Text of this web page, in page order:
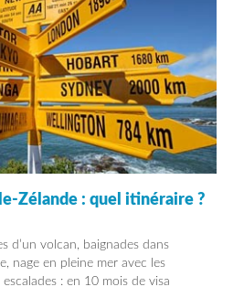
Zélande : quel itinéraire ?
d’un volcan, baignades dans
nage en pleine mer avec les
: en 10 mois de visa